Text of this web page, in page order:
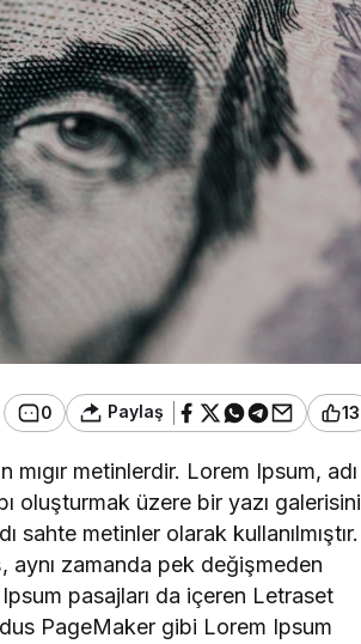
0 Paylaş 13
metinlerdir. Lorem Ipsum, adı
oluşturmak üzere bir yazı galerisini
sahte metinler olarak kullanılmıştır.
aynı zamanda pek değişmeden
pasajları da içeren Letraset
PageMaker gibi Lorem Ipsum